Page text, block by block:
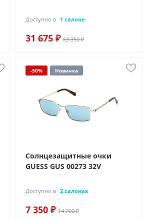
Доступно в 1 салоне
31 675 ₽ 63 350 ₽
-50% Новинка
Солнцезащитные очки
GUESS GUS 00273 32V
Доступно в 2 салонах
7 350 ₽ 14 700 ₽